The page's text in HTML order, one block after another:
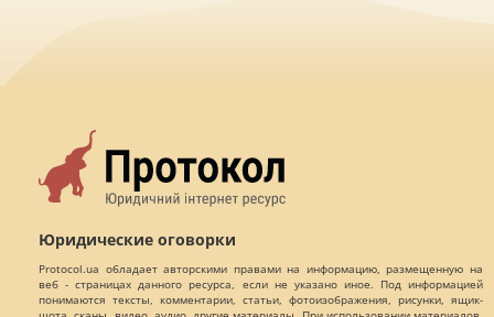
Юридические оговорки
Protocol.ua обладает авторскими правами на информацию, размещенную на
веб - страницах данного ресурса, если не указано иное. Под информацией
понимаются тексты, комментарии, статьи, фотоизображения, рисунки, ящик-